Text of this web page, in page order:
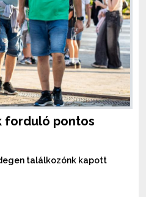
forduló pontos
találkozónk kapott